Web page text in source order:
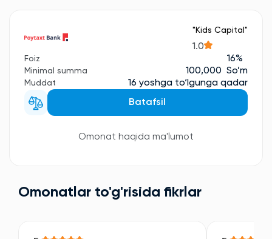
"Kids Сapital"
1.0
Foiz 16%
Minimal summa 100,000 So’m
Muddat
16 yoshga to‘lgunga qadar
Batafsil
Omonat haqida ma'lumot
Omonatlar to'g'risida fikrlar